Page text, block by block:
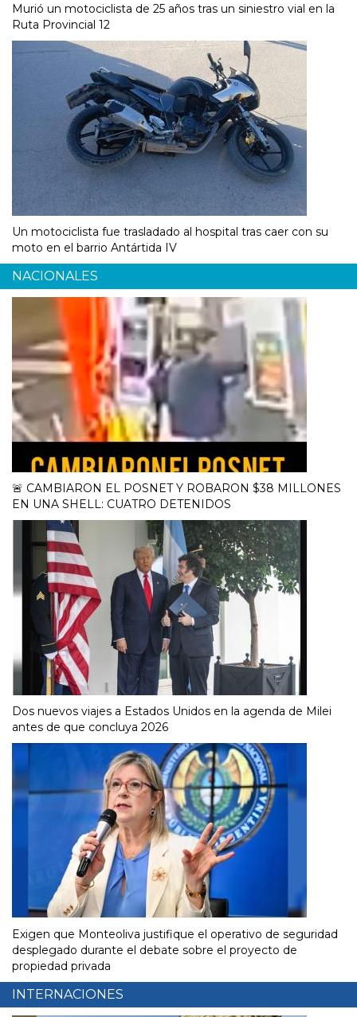
Murió un motociclista de 25 años tras un siniestro vial en la
Ruta Provincial 12
Un motociclista fue trasladado al hospital tras caer con su
moto en el barrio Antártida IV
NACIONALES
🚨 CAMBIARON EL POSNET Y ROBARON $38 MILLONES
EN UNA SHELL: CUATRO DETENIDOS
Dos nuevos viajes a Estados Unidos en la agenda de Milei
antes de que concluya 2026
Exigen que Monteoliva justifique el operativo de seguridad
desplegado durante el debate sobre el proyecto de
propiedad privada
INTERNACIONES